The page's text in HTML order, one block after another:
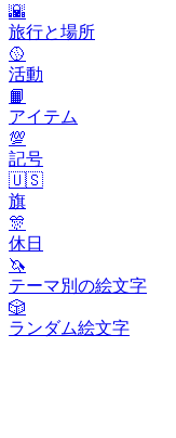
🌇
旅行と場所
🥎
活動
📙
アイテム
💯
記号
🇺🇸
旗
🎊
休日
🦄
テーマ別の絵文字
🎲
ランダム絵文字